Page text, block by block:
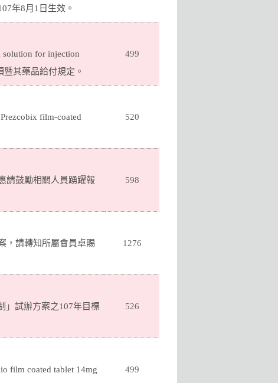
年8月1日生效。
for injection
暨其藥品給付規定。
499
film-coated
520
請鼓勵相關人員踴躍報
598
，請轉知所屬會員卓賜
1276
」試辦方案之107年目標
526
film coated tablet 14mg
499